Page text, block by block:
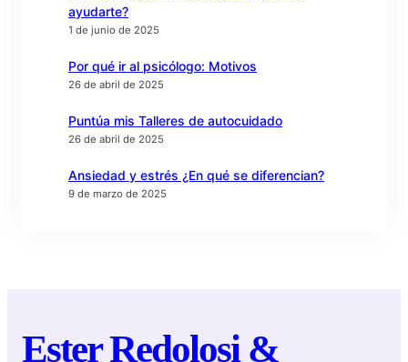
ayudarte?
1 de junio de 2025
Por qué ir al psicólogo: Motivos
26 de abril de 2025
Puntúa mis Talleres de autocuidado
26 de abril de 2025
Ansiedad y estrés ¿En qué se diferencian?
9 de marzo de 2025
Ester Redolosi &